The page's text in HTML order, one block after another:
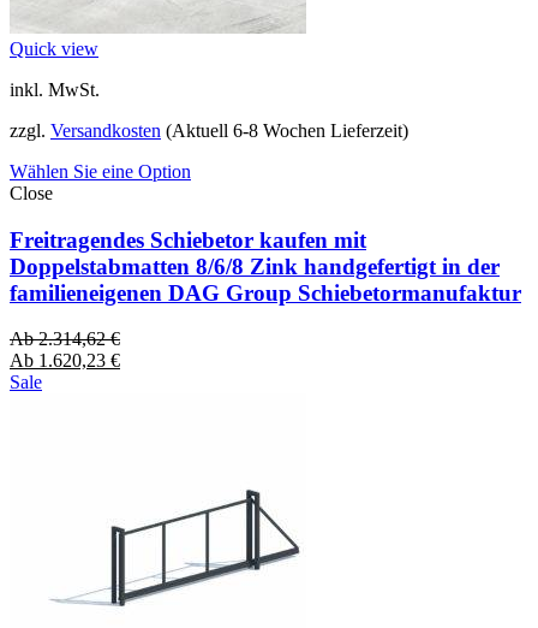
Quick view
inkl. MwSt.
zzgl. Versandkosten (Aktuell 6-8 Wochen Lieferzeit)
Wählen Sie eine Option
Close
Freitragendes Schiebetor kaufen mit
Doppelstabmatten 8/6/8 Zink handgefertigt in der
familieneigenen DAG Group Schiebetormanufaktur
Ab2.314,62€
Ab 1.620,23 €
Sale